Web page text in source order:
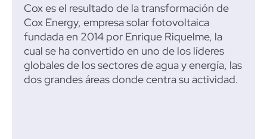
Cox es el resultado de la transformación de
Cox Energy, empresa solar fotovoltaica
fundada en 2014 por Enrique Riquelme, la
cual se ha convertido en uno de los líderes
globales de los sectores de agua y energía, las
dos grandes áreas donde centra su actividad.